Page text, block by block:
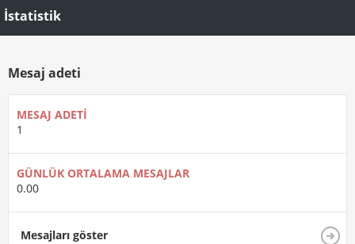
İstatistik
Mesaj adeti
MESAJ ADETI
1
GÜNLÜK ORTALAMA MESAJLAR
0.00
Mesajları göster